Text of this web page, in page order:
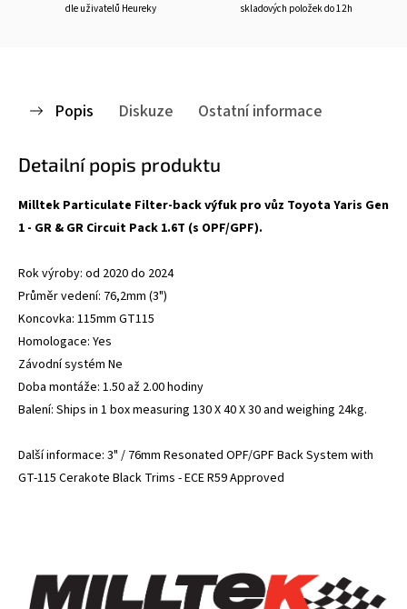
dle uživatelů Heureky skladových položek do 12h
Popis Diskuze Ostatní informace
Detailní popis produktu
Milltek Particulate Filter-back výfuk pro vůz Toyota Yaris Gen
1 - GR & GR Circuit Pack 1.6T (s OPF/GPF).
Rok výroby: od 2020 do 2024
Průměr vedení: 76,2mm (3")
Koncovka: 115mm GT115
Homologace: Yes
Závodní systém Ne
Doba montáže: 1.50 až 2.00 hodiny
Balení: Ships in 1 box measuring 130 X 40 X 30 and weighing 24kg.
Další informace: 3" / 76mm Resonated OPF/GPF Back System with
GT-115 Cerakote Black Trims - ECE R59 Approved